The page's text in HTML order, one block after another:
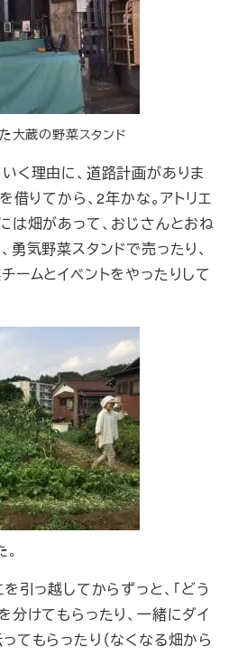
大蔵の野菜スタンド
く理由に、道路計画がありま
借りてから、2年かな。アトリエ
は畑があって、おじさんとおね
勇気野菜スタンドで売ったり、
ームとイベントをやったりして
引っ越してからずっと、「どう
分けてもらったり、一緒にダイ
てもらったり（なくなる畑から